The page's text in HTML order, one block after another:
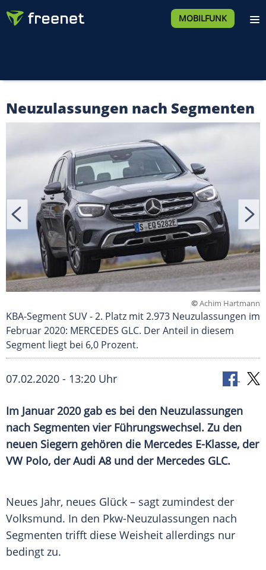
MOBILFUNK
Neuzulassungen nach Segmenten
©Achim Hartmann
KBA-Segment SUV - 2. Platz mit 2.973 Neuzulassungen im
Februar 2020: MERCEDES GLC. Der Anteil in diesem
Segment liegt bei 6,0 Prozent.
07.02.2020 - 13:20 Uhr
Im Januar 2020 gab es bei den Neuzulassungen
nach Segmenten vier Führungswechsel. Zu den
neuen Siegern gehören die Mercedes E-Klasse, der
VW Polo, derAudi A8 und der Mercedes GLC.
Neues Jahr, neues Glück – sagt zumindest der
Volksmund. In den Pkw-Neuzulassungen nach
Segmenten trifft diese Weisheit allerdings nur
bedingt zu.